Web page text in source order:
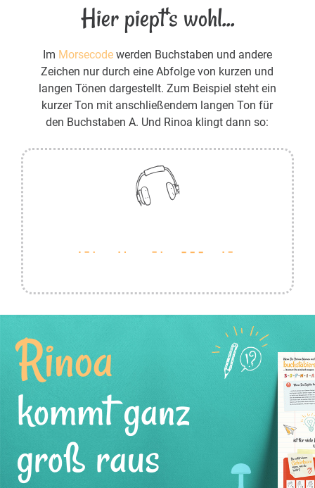
Hier piept's wohl...
Im Morsecodewerden Buchstaben und andere
Zeichen nur durch eine Abfolge von kurzen und
langen Tönen dargestellt. Zum Beispiel steht ein
kurzer Ton mit anschließendem langen Ton für
den Buchstaben A. Und Rinoa klingt dann so:
Rinoa
kommt ganz
groß raus